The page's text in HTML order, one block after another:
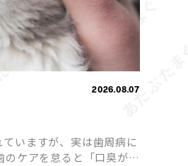
2026.08.07
いますが、実は歯周病に
ケアを怠ると「口臭が強